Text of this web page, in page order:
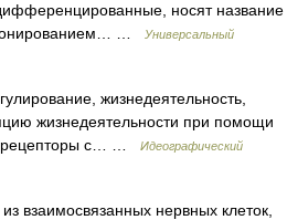
носят название
…
Универсальный
жизнедеятельность,
жизнедеятельности при помощи
рецепторы с… …
Идеографический
нервных клеток,